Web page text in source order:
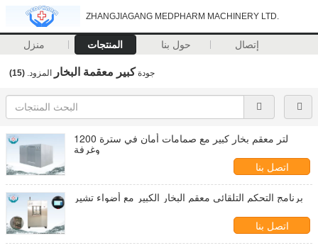
ZHANGJIAGANG MEDPHARM MACHINERY LTD.
منزل المنتجات حول بنا إتصال
جودة كبير معقمة البخار المزود. (15)
1200 لتر معقم بخار كبير مع صمامات أمان في سترة
وغرفة
اتصل بنا
برنامج التحكم التلقائي معقم البخار الكبير مع أضواء تشير
اتصل بنا